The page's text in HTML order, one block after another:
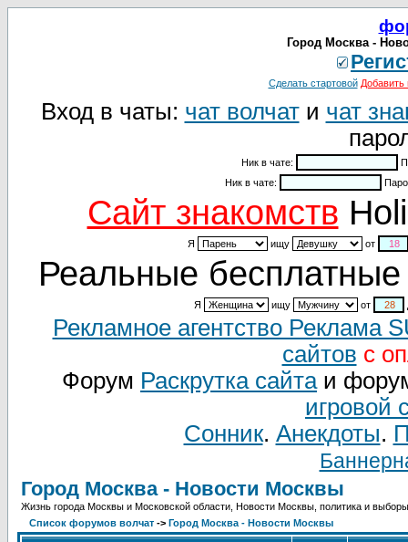
Город Москва -
Сделать стартовой Добавить
Вход в чаты: чат волчати чат
Ник в чате:
Ник в чате:
Cайт знакомств
Я ищу от
Реальные бесплатные
Я ищу от
Рекламное агентство Реклама
сайтов с
Форум Раскрутка сайтаи
игровой
Сонник. Анекдоты.
Город Москва - Новости Москвы
Жизнь города Москвы и Московской области, Новости Москвы, политика и
Список форумов волчат -> Город Москва - Новости Москвы